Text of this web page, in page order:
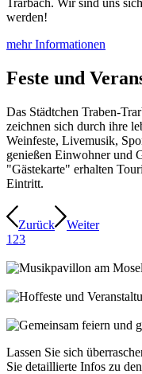
werden!
mehr Informationen
Feste und
Das Städtchen Traben-
zeichnen sich durch ihre
Weinfeste, Livemusik,
genießen Einwohner und
"Gästekarte" erhalten
Eintritt.
Zurück
Weiter
1 23
Lassen Sie sich
Sie detaillierte Infos zu